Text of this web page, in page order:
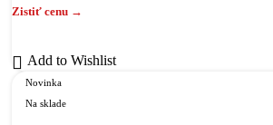
Add to Wishlist
Novinka
Na sklade